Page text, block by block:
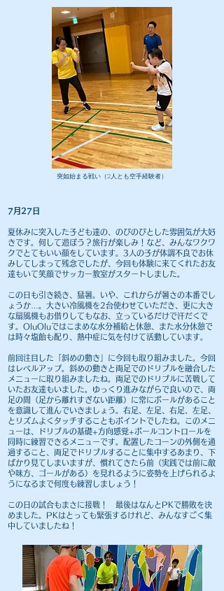
​突如始まる戦い（2人とも空手経験者）
7月27日
夏休みに突入した子ども達の、のびのびとした雰囲気が大好
きです。何して遊ぼう？旅行が楽しみ！など、みんなワクワ
クでとてもいい顔をしています。3人の子が体調不良でお休
みしてしまって残念でしたが、今回も体験に来てくれたお友
達もいて笑顔でサッカー教室がスタートしました。
この日も引き続き、猛暑。いや、これからが暑さの本番でし
ょうか…。大きい冷風機を2台使わせていただき、更に大き
な扇風機もお借りしてもなお、立っているだけで汗だくで
す。OluOluではこまめな水分補給と休憩、また水分休憩で
は時々塩飴も配り、熱中症に気を付けて活動しています。
​前回注目した「斜めの動き」に今回も取り組みました。今回
はレベルアップ。斜めの動きと両足でのドリブルを融合した
メニューに取り組みましたね。両足でのドリブルに苦戦して
いたお友達もいました。ゆっくり進みながらで良いので、両
足の間（足から離れすぎない距離）に常にボールがあること
を意識して進んでいきましょう。右足、左足、右足、左足、
とリズムよくタッチすることもポイントでしたね。このメニ
ューは、ドリブルの基礎+方向感覚+ボールコントロールを
同時に練習できるメニューです。配置したコーンの外側を通
過すること、両足でドリブルすることに集中するあまり、下
ばかり見てしまいますが、慣れてきたら前（実践では前に敵
や味方、ゴールがある）を見れるように姿勢を上げられるよ
うになるまで何度も練習しましょう！
この日の試合もまさに接戦！ 最後はなんとPKで勝敗を決
めました。PKはとっても緊張するけれど、みんなすごく集
中していましたね！